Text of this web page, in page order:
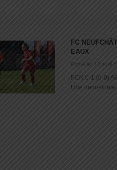
FC
EAUX
Posté le: 13 avril
FCN 0-1 (0-0)
Une demi-finale